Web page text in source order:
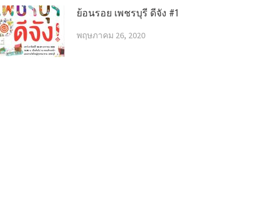
ย้อนรอย เพชรบุรี ดีจัง #1
พฤษภาคม 26, 2020